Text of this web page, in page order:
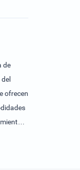
de
ofrecen